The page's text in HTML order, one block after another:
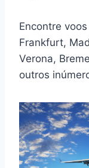
Encontre
Frankfurt,
Verona,
outros